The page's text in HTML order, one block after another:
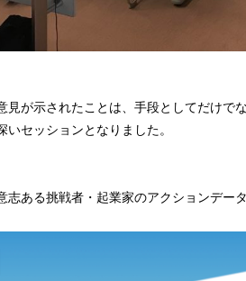
見が示されたことは、手段としてだけで
セッションとなりました。
志ある挑戦者・起業家のアクションデー